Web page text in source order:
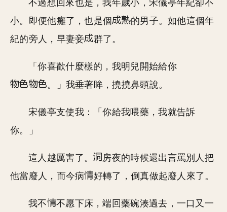
不過想回來也是，我年歲小，宋儀亭年紀卻不
小。即便他癱了，也是個
的男子。如他這個年
紀的旁人，早妻妾
群了。
「你喜歡什麼樣的，我明兒開始給你
。」我垂著眸，撓撓鼻頭說。
宋儀亭支使我：「你給我喂藥，我就告訴
你。」
這人越厲害了。
房夜的時候還出言罵別人把
他當廢人，而今病
好轉了，倒真做起廢人來了。
我不
不愿下床，端回藥碗湊過去，一口又一